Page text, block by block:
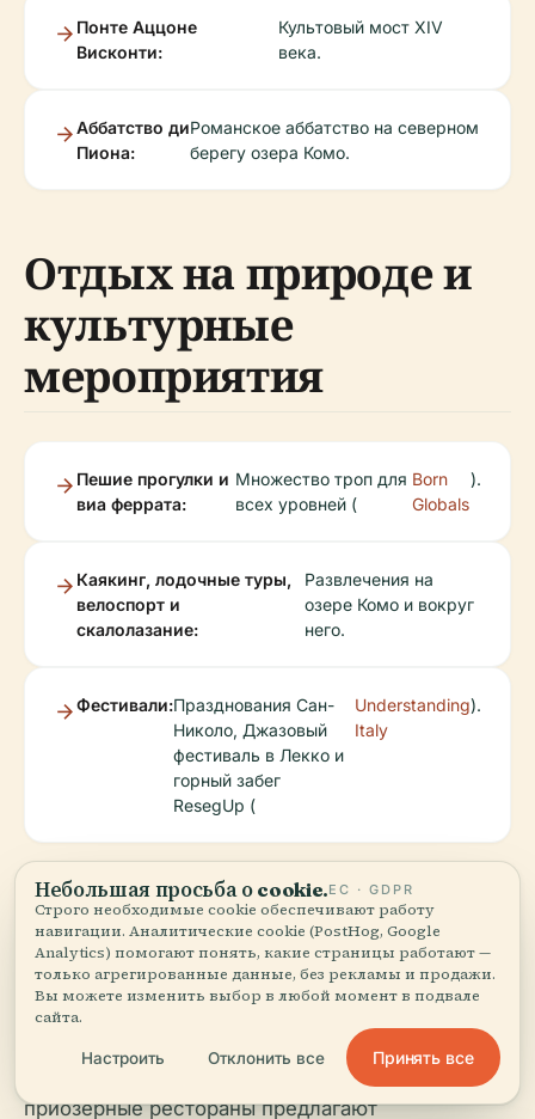
Понте Аццоне
Висконти:
Культовый мост XIV
века.
Аббатство ди
Пиона:
Романское аббатство на северном
берегу озера Комо.
Отдых на природе и
культурные
мероприятия
Пешие прогулки и
виа феррата:
Множество троп для
всех уровней (
Born
Globals
).
Каякинг, лодочные туры,
велоспорт и
скалолазание:
Развлечения на
озере Комо и вокруг
него.
Фестивали:Празднования Сан-
Николо, Джазовый
фестиваль в Лекко и
горный забег
ResegUp (
Understanding
Italy
).
Гастрономия
Местная кухня включает поленту, озёрную
рыбу, миаша (деревенский десерт) и
ломбардские вина. Многие горные приюты и
приозёрные рестораны предлагают
Небольшая просьба о cookie.ЕС · GDPR
Строго необходимые cookie обеспечивают работу
навигации. Аналитические cookie (PostHog, Google
Analytics) помогают понять, какие страницы работают —
только агрегированные данные, без рекламы и продажи.
Вы можете изменить выбор в любой момент в подвале
сайта.
Настроить Отклонить все Принять все